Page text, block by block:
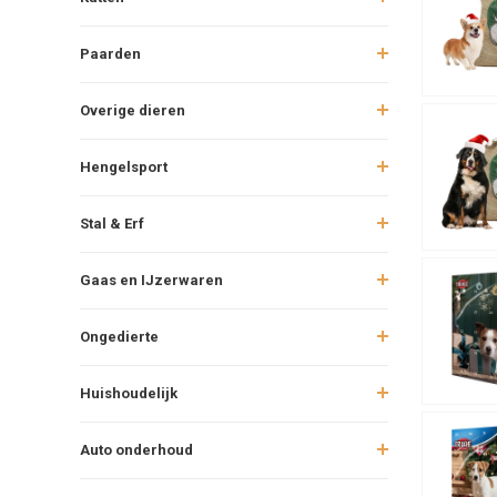
Paarden
Overige dieren
Hengelsport
Stal & Erf
Gaas en IJzerwaren
Ongedierte
Huishoudelijk
Auto onderhoud
Houd bij
kleinere
botten of
viervoeter.
Met een
gezin.